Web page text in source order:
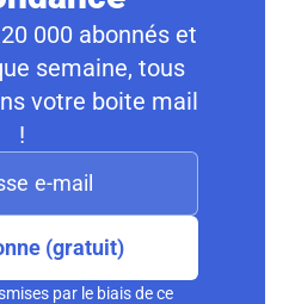
000 abonnés et
semaine, tous
votre boite mail
!
(gratuit)
par le biais de ce